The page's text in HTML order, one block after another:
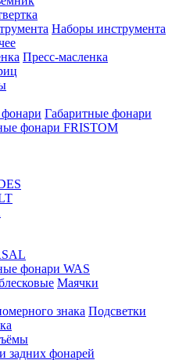
Наборы инструмента
Пресс-масленка
Габаритные фонари
фонари FRISTOM
фонари WAS
Маячки
Подсветки